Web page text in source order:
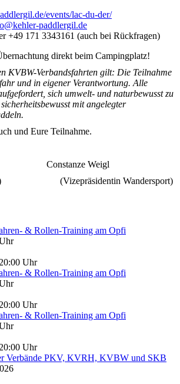
events/lac-du-der/
paddlergil.de
+49 171 3343161 (auch bei Rückfragen)
direkt beim Campingplatz!
KVBW-Verbandsfahrten gilt: Die Teilnahme
und in eigener Verantwortung. Alle
sich umwelt- und naturbewusst zu
mit angelegter
und Eure Teilnahme.
Constanze Weigl
(Vizepräsidentin Wandersport)
& Rollen-Training am Opfi
Uhr
& Rollen-Training am Opfi
Uhr
& Rollen-Training am Opfi
Uhr
Verbände PKV, KVRH, KVBW und SKB